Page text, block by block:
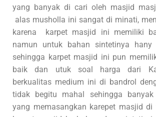
yang banyak di cari oleh masjid
alas musholla ini sangat di minati,
karena karpet masjid ini memiliki
namun untuk bahan sintetinya hany
sehingga karpet masjid ini pun
baik dan utuk soal harga dari
berkualitas medium ini di bandrol
tidak begitu mahal sehingga
yang memasangkan karepet masjid di